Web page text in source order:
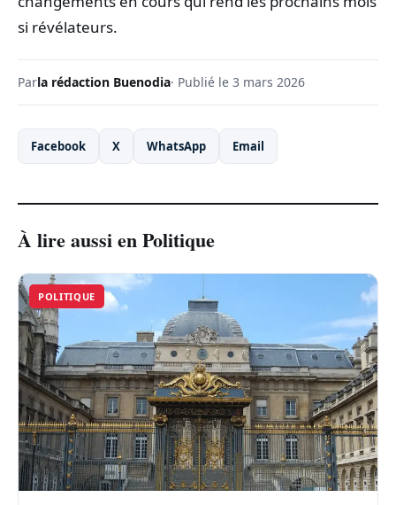
si révélateurs.
Parla rédaction Buenodia· Publié le 3 mars 2026
Facebook X WhatsApp Email
À lire aussi en Politique
POLITIQUE